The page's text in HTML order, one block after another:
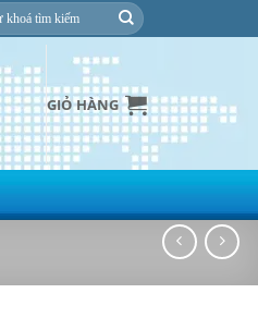
GIỎ HÀNG